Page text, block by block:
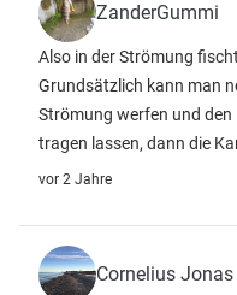
ZanderGummi
Also in der Strömung
Grundsätzlich kann man
Strömung werfen und
tragen lassen, dann die
vor 2 Jahre
Cornelius